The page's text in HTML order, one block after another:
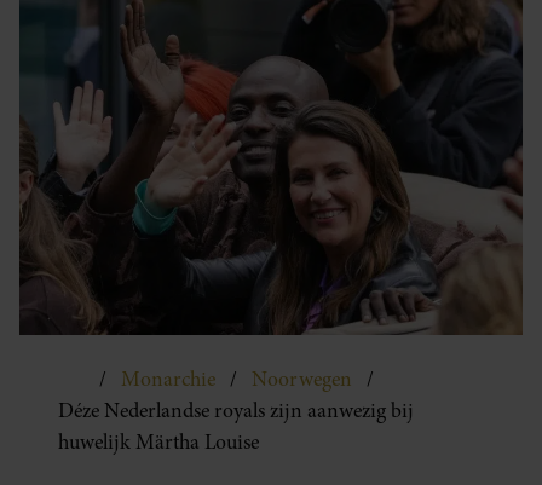
Monarchie
Noorwegen
Déze Nederlandse royals zijn aanwezig bij
huwelijk Märtha Louise